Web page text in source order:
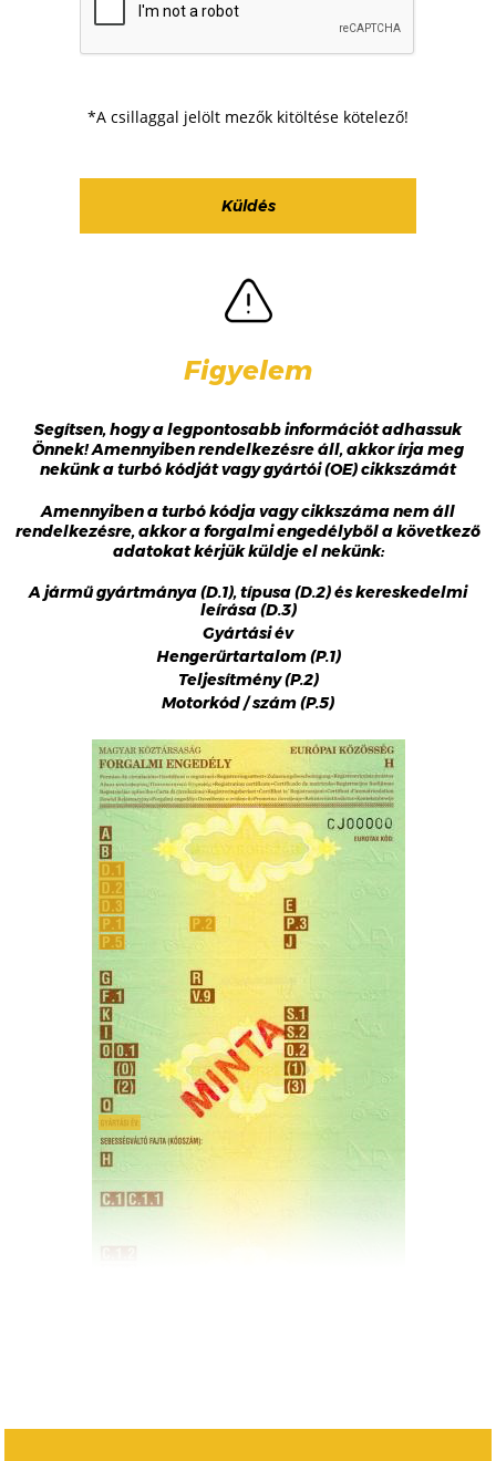
*A csillaggal jelölt mezők kitöltése kötelező!
Figyelem
Segítsen, hogy a legpontosabb információt adhassuk
Önnek! Amennyiben rendelkezésre áll, akkor írja meg
nekünk a turbó kódját vagy gyártói (OE) cikkszámát
Amennyiben a turbó kódja vagy cikkszáma nem áll
rendelkezésre, akkor a forgalmi engedélyből a következő
adatokat kérjük küldje el nekünk:
A jármű gyártmánya (D.1), típusa (D.2) és kereskedelmi
leírása (D.3)
Gyártási év
Hengerűrtartalom (P.1)
Teljesítmény (P.2)
Motorkód / szám (P.5)